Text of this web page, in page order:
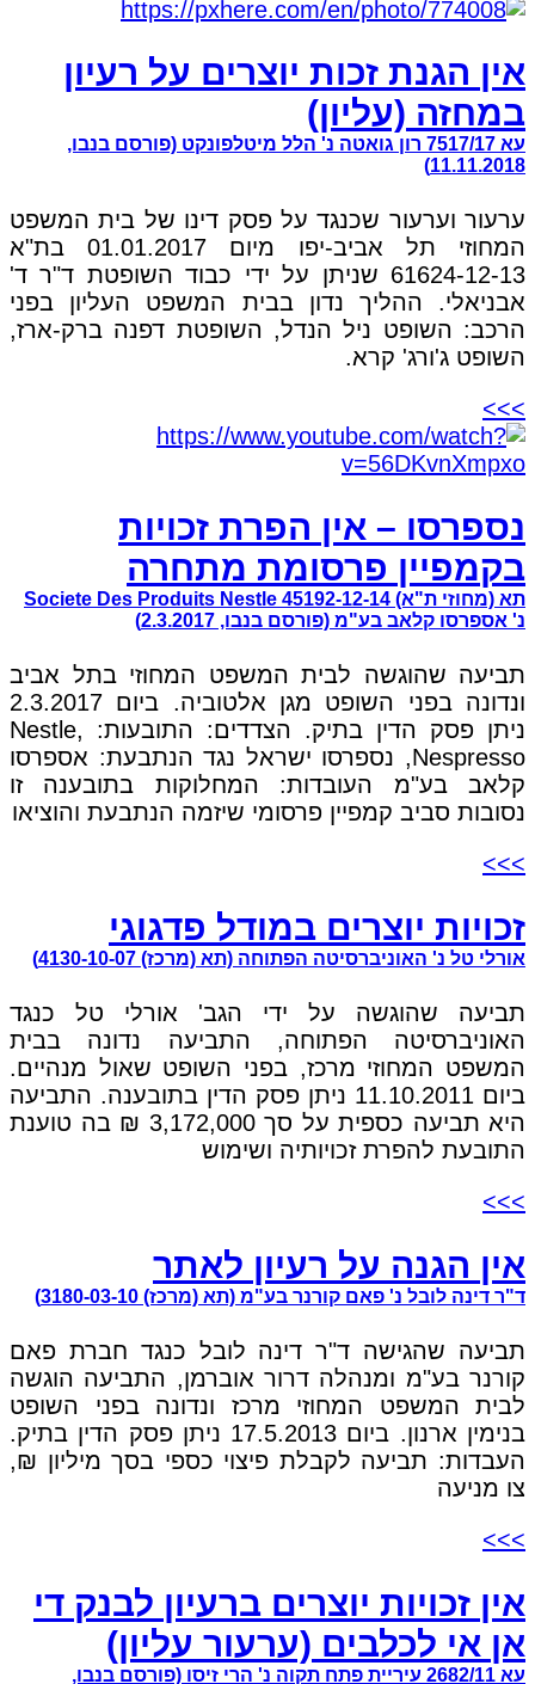
אין הגנת זכות יוצרים על רעיון
במחזה (עליון)
עא 7517/17 רון גואטה נ' הלל מיטלפונקט (פורסם בנבו,
11.11.2018)
ערעור וערעור שכנגד על פסק דינו של בית המשפט
המחוזי תל אביב-יפו מיום 01.01.2017 בת"א
61624-12-13 שניתן על ידי כבוד השופטת ד"ר ד'
אבניאלי. ההליך נדון בבית המשפט העליון בפני
הרכב: השופט ניל הנדל, השופטת דפנה ברק-ארז,
השופט ג'ורג' קרא.
>>>
נספרסו – אין הפרת זכויות
בקמפיין פרסומת מתחרה
תא (מחוזי ת"א) 45192-12-14 Societe Des Produits Nestle
נ' אספרסו קלאב בע"מ (פורסם בנבו, 2.3.2017)
תביעה שהוגשה לבית המשפט המחוזי בתל אביב
ונדונה בפני השופט מגן אלטוביה. ביום 2.3.2017
ניתן פסק הדין בתיק. הצדדים: התובעות: Nestle,
Nespresso, נספרסו ישראל נגד הנתבעת: אספרסו
קלאב בע"מ העובדות: המחלוקות בתובענה זו
נסובות סביב קמפיין פרסומי שיזמה הנתבעת והוציאו
>>>
זכויות יוצרים במודל פדגוגי
אורלי טל נ' האוניברסיטה הפתוחה (תא (מרכז) 4130-10-07)
תביעה שהוגשה על ידי הגב' אורלי טל כנגד
האוניברסיטה הפתוחה, התביעה נדונה בבית
המשפט המחוזי מרכז, בפני השופט שאול מנהיים.
ביום 11.10.2011 ניתן פסק הדין בתובענה. התביעה
היא תביעה כספית על סך 3,172,000 ₪ בה טוענת
התובעת להפרת זכויותיה ושימוש
>>>
אין הגנה על רעיון לאתר
ד"ר דינה לובל נ' פאם קורנר בע"מ (תא (מרכז) 3180-03-10)
תביעה שהגישה ד"ר דינה לובל כנגד חברת פאם
קורנר בע"מ ומנהלה דרור אוברמן, התביעה הוגשה
לבית המשפט המחוזי מרכז ונדונה בפני השופט
בנימין ארנון. ביום 17.5.2013 ניתן פסק הדין בתיק.
העבדות: תביעה לקבלת פיצוי כספי בסך מיליון ₪,
צו מניעה
>>>
אין זכויות יוצרים ברעיון לבנק די
אן אי לכלבים (ערעור עליון)
עא 2682/11 עיריית פתח תקוה נ' הרי זיסו (פורסם בנבו,